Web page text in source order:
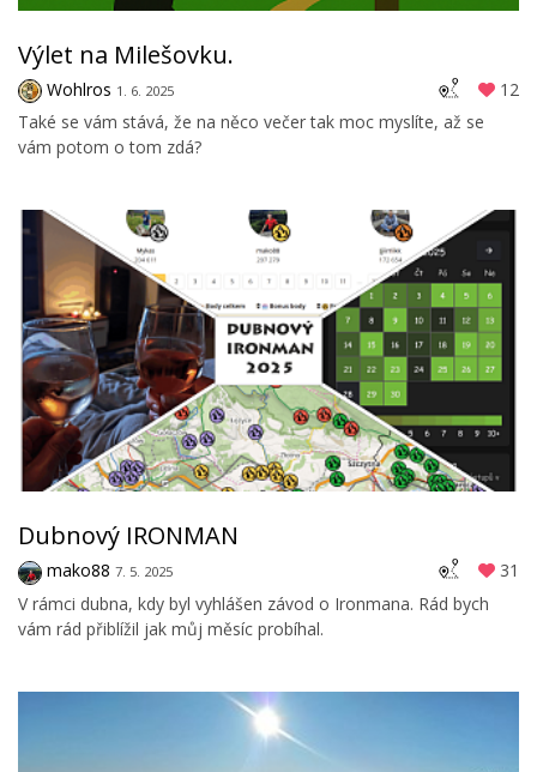
Výlet na Milešovku.
Wohlros 1. 6. 2025
12
Také se vám stává, že na něco večer tak moc myslíte, až se
vám potom o tom zdá?
Dubnový IRONMAN
mako88 7. 5. 2025
31
V rámci dubna, kdy byl vyhlášen závod o Ironmana. Rád bych
vám rád přiblížil jak můj měsíc probíhal.